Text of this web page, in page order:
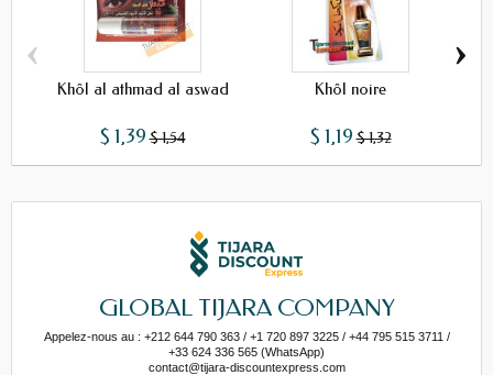
Khôl al athmad al aswad
$ 1,39 $ 1,54
Khôl noire
$ 1,19 $ 1,32
‹ ›
GLOBAL TIJARA COMPANY
Appelez-nous au : +212 644 790 363 / +1 720 897 3225 / +44 795 515 3711 /
+33 624 336 565 (WhatsApp)
contact@tijara-discountexpress.com